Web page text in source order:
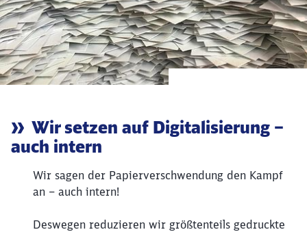
Artikel:
Wir setzen auf Digitalisierung –
auch intern
Wir sagen der Papierverschwendung den Kampf
an – auch intern!
Deswegen reduzieren wir größtenteils gedruckte